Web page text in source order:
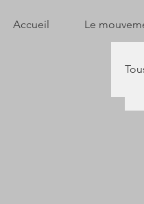
Accueil Le